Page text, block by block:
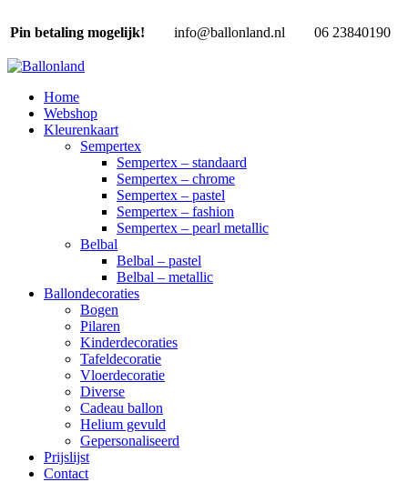
Pin betaling mogelijk! info@ballonland.nl 06 23840190
Home
Webshop
Kleurenkaart
Sempertex
Sempertex – standaard
Sempertex – chrome
Sempertex – pastel
Sempertex – fashion
Sempertex – pearl metallic
Belbal
Belbal – pastel
Belbal – metallic
Ballondecoraties
Bogen
Pilaren
Kinderdecoraties
Tafeldecoratie
Vloerdecoratie
Diverse
Cadeau ballon
Helium gevuld
Gepersonaliseerd
Prijslijst
Contact